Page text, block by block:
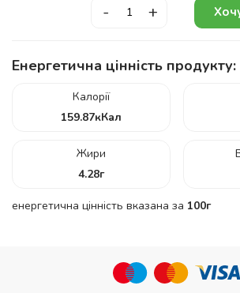
- +
Енергетична цінність продукту:
Калорії
159.87кКал
Жири
4.28г
енергетична цінність вказана за 100г